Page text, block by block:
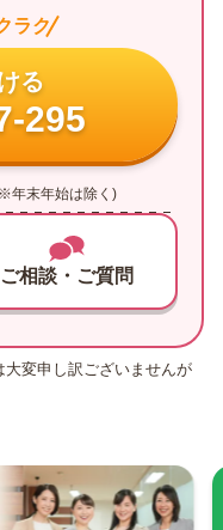
ラク
る
295
年末年始は除く)
ご相談・ご質問
変申し訳ございませんが